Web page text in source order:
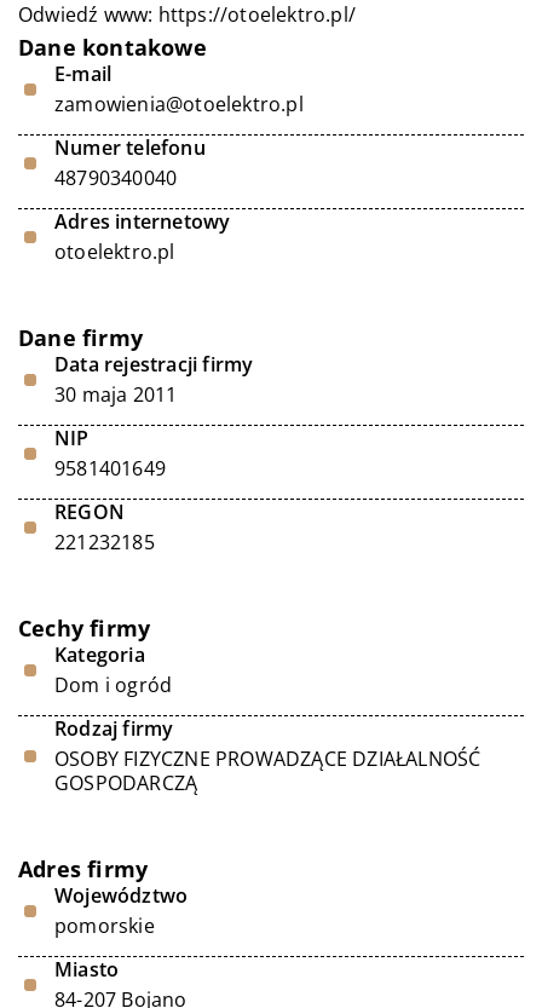
Odwiedź www: https://otoelektro.pl/
Dane kontakowe
E-mail
zamowienia@otoelektro.pl
Numer telefonu
48790340040
Adres internetowy
otoelektro.pl
Dane firmy
Data rejestracji firmy
30 maja 2011
NIP
9581401649
REGON
221232185
Cechy firmy
Kategoria
Dom i ogród
Rodzaj firmy
OSOBY FIZYCZNE PROWADZĄCE DZIAŁALNOŚĆ
GOSPODARCZĄ
Adres firmy
Województwo
pomorskie
Miasto
84-207 Bojano